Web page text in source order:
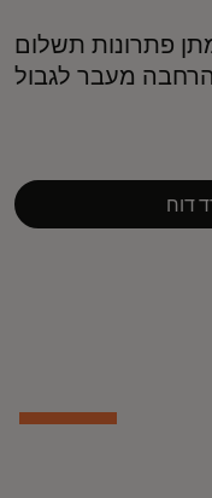
פתרונות תשלום
דוח